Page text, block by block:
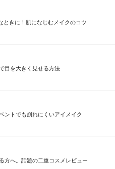
ときに！肌になじむメイクのコツ
目を大きく見せる方法
ントでも崩れにくいアイメイク
方へ。話題の二重コスメレビュー